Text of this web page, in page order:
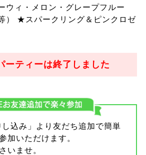
ウィ・メロン・グレープフルー
） ★スパークリング＆ピンクロゼ
ーティーは終了しました
し込み」より友だち追加で簡単
加いただけます。
いませ。